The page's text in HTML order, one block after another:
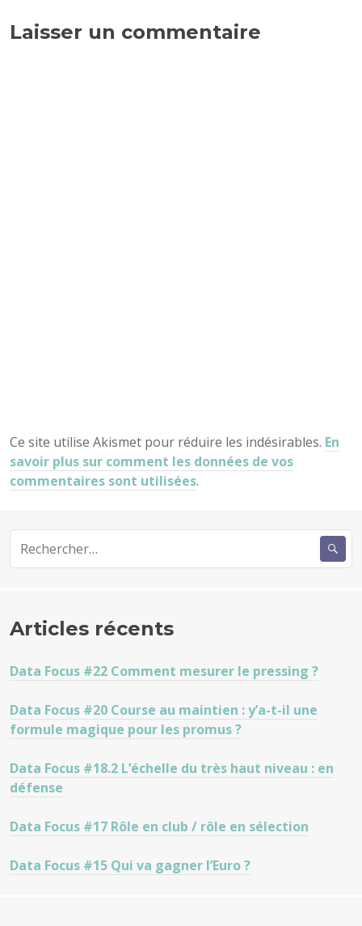
Laisser un commentaire
Ce site utilise Akismet pour réduire les indésirables. En
savoir plus sur comment les données de vos
commentaires sont utilisées.
Articles récents
Data Focus #22 Comment mesurer le pressing ?
Data Focus #20 Course au maintien : y’a-t-il une
formule magique pour les promus ?
Data Focus #18.2 L’échelle du très haut niveau : en
défense
Data Focus #17 Rôle en club / rôle en sélection
Data Focus #15 Qui va gagner l’Euro ?